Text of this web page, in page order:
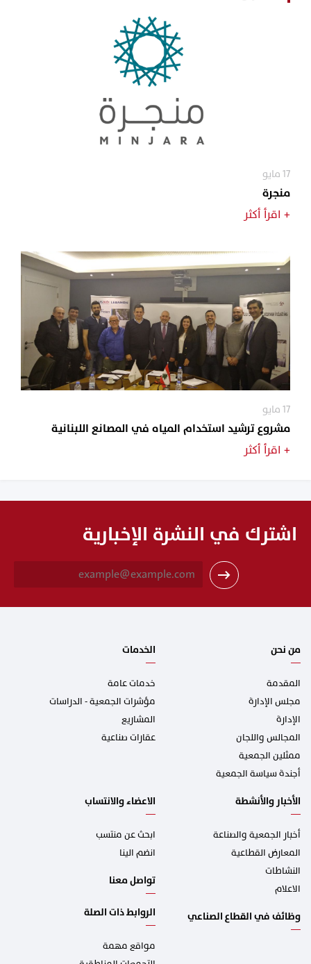
17 مايو
منجرة
+ اقرأ أكثر
17 مايو
مشروع ترشيد استخدام المياه في المصانع اللبنانية
+ اقرأ أكثر
اشترك في النشرة الإخبارية
i
من نحن
المقدمة
مجلس الإدارة
الإدارة
المجالس واللجان
ممثلين الجمعية
أجندة سياسة الجمعية
الخدمات
خدمات عامة
مؤشرات الجمعية - الدراسات
المشاريع
عقارات صناعية
الأخبار والأنشطة
أخبار الجمعية والصناعة
المعارض القطاعية
النشاطات
الاعلام
وظائف في القطاع الصناعي
الاعضاء والانتساب
ابحث عن منتسب
انضم الينا
تواصل معنا
الروابط ذات الصلة
مواقع مهمة